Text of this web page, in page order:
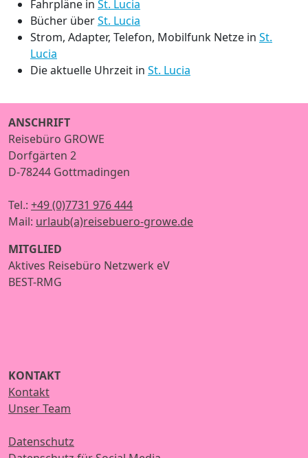
Fahrpläne in St. Lucia
Bücher überSt. Lucia
Strom, Adapter, Telefon, Mobilfunk Netze in St.
Lucia
Die aktuelle Uhrzeit in St. Lucia
ANSCHRIFT
Reisebüro GROWE
Dorfgärten 2
D-78244 Gottmadingen
Tel.: +49 (0)7731 976 444
Mail: urlaub(a)reisebuero-growe.de
MITGLIED
Aktives Reisebüro Netzwerk eV
BEST-RMG
KONTAKT
Kontakt
Unser Team
Datenschutz